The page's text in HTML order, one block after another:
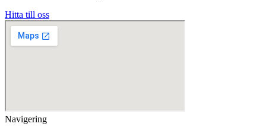
Hitta till oss
Navigering